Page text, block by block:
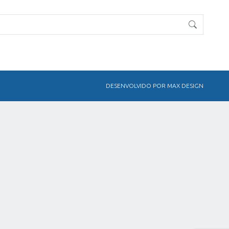
DESENVOLVIDO POR MAX DESIGN